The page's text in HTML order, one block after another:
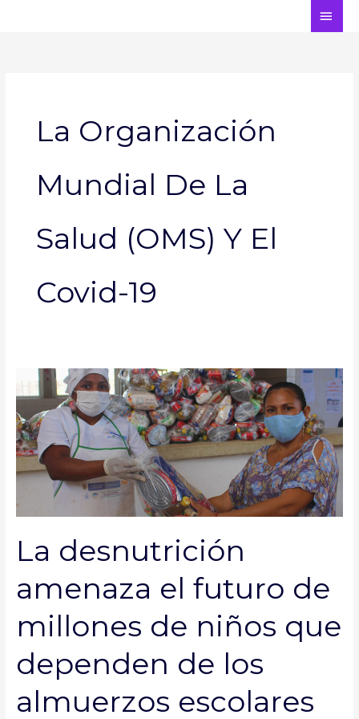
La Organización
Mundial De La
Salud (OMS) Y El
Covid-19
La desnutrición
amenaza el futuro de
millones de niños que
dependen de los
almuerzos escolares
desnutrición
amenaza
el
futuro
de
millones
de
que
dependen
los
almuerzos
escolares